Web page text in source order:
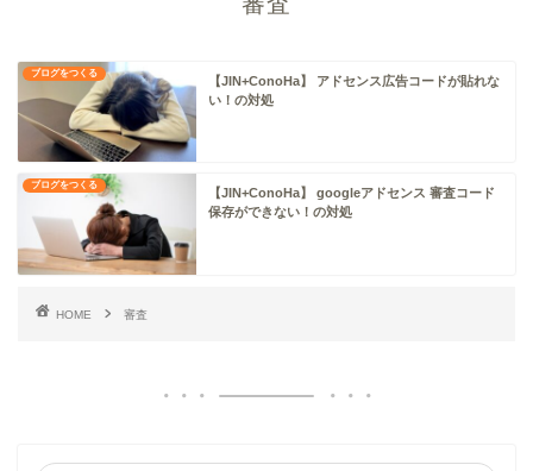
ブログをつくる
【JIN+ConoHa】 アドセンス広告コードが貼れな
い！の対処
ブログをつくる
【JIN+ConoHa】 googleアドセンス 審査コード
保存ができない！の対処
HOME 審査